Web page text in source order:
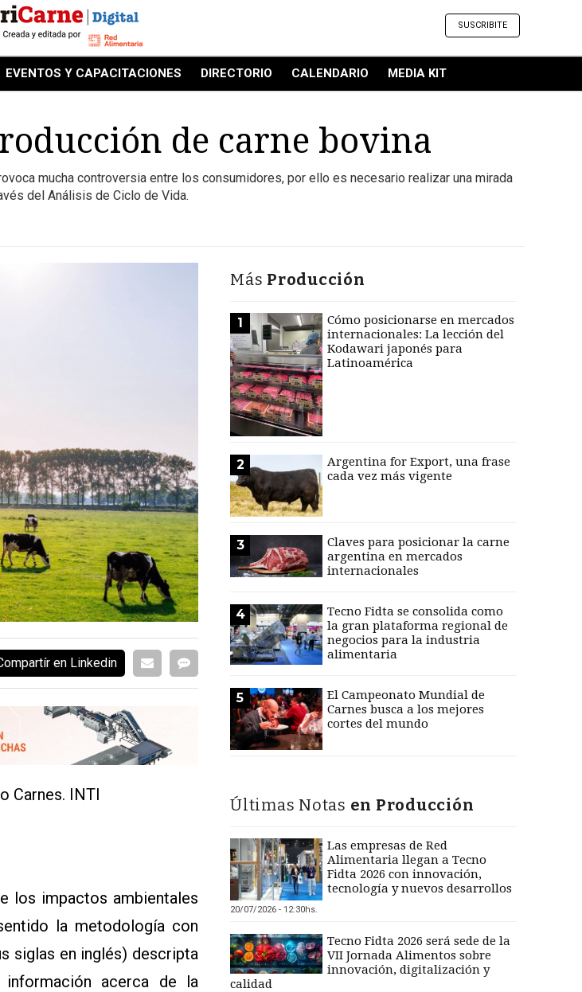
SUSCRIBITE
EVENTOS Y CAPACITACIONES DIRECTORIO CALENDARIO MEDIA KIT
de carne bovina
mucha controversia entre los consumidores, por ello es necesario realizar una mirada
del Análisis de Ciclo de Vida.
en Linkedin
Carnes. INTI
los impactos ambientales
la metodología con
siglas en inglés) descripta
acerca de la
Más Producción
1
Cómo posicionarse en mercados
internacionales: La lección del
Kodawari japonés para
Latinoamérica
2
Argentina for Export, una frase
cada vez más vigente
3
Claves para posicionar la carne
argentina en mercados
internacionales
4
Tecno Fidta se consolida como
la gran plataforma regional de
negocios para la industria
alimentaria
5
El Campeonato Mundial de
Carnes busca a los mejores
cortes del mundo
Últimas Notas en Producción
Las empresas de Red
Alimentaria llegan a Tecno
Fidta 2026 con innovación,
tecnología y nuevos desarrollos
20/07/2026 - 12:30hs.
Tecno Fidta 2026 será sede de la
VII Jornada Alimentos sobre
innovación, digitalización y
calidad